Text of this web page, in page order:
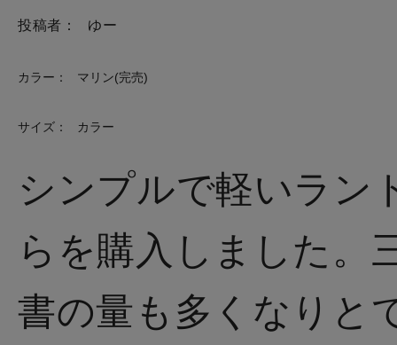
投稿者： ゆー
カラー： マリン(完売)
サイズ： カラー
シンプルで軽いラン
らを購入しました。
書の量も多くなりと